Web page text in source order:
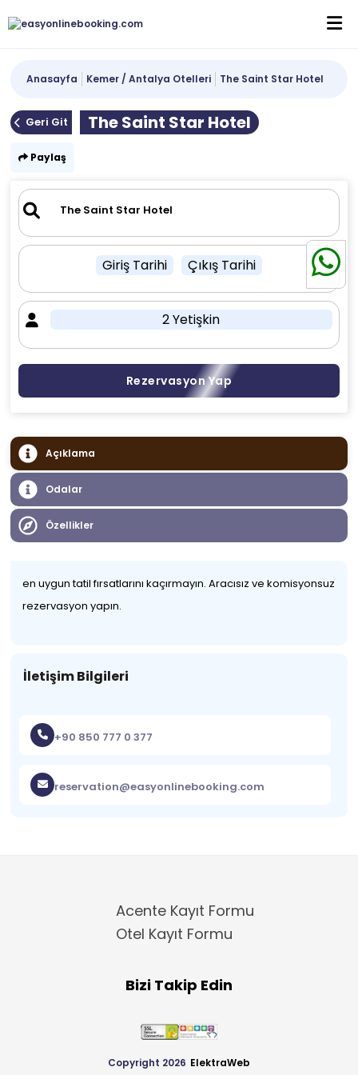
Anasayfa Kemer / Antalya Otelleri The Saint Star Hotel
Geri Git The Saint Star Hotel
Paylaş
Giriş Tarihi Çıkış Tarihi
2 Yetişkin
Rezervasyon Yap
Açıklama
Odalar
Özellikler
en uygun tatil fırsatlarını kaçırmayın. Aracısız ve komisyonsuz
rezervasyon yapın.
İletişim Bilgileri
+90 850 777 0 377
reservation@easyonlinebooking.com
Acente Kayıt Formu
Otel Kayıt Formu
Bizi Takip Edin
Copyright 2026 ElektraWeb